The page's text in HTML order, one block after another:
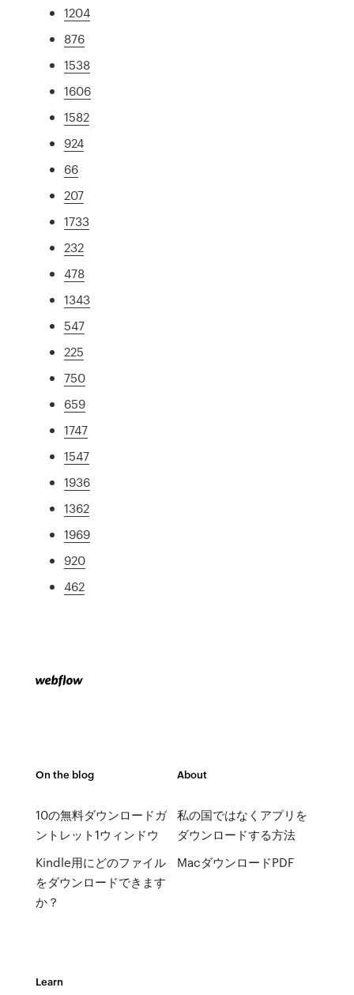
1204
876
1538
1606
1582
924
66
207
1733
232
478
1343
547
225
750
659
1747
1547
1936
1362
1969
920
462
On the blog
10の無料ダウンロードガ
ントレット1ウィンドウ
Kindle用にどのファイル
をダウンロードできます
か？
About
私の国ではなくアプリを
ダウンロードする方法
MacダウンロードPDF
Learn